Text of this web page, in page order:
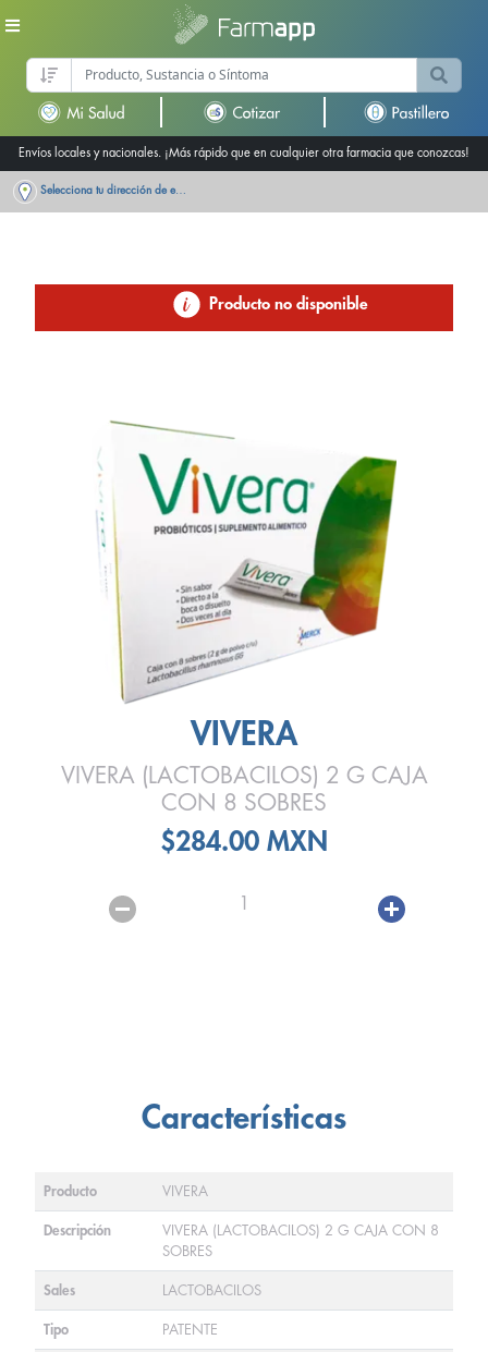
Envíos locales y nacionales. ¡Más rápido que en cualquier otra farmacia que conozcas!
Selecciona tu dirección de entrega
Producto no disponible
VIVERA
VIVERA (LACTOBACILOS) 2 G CAJA
CON 8 SOBRES
$284.00 MXN
1
Características
Producto VIVERA
Descripción
VIVERA (LACTOBACILOS) 2 G CAJA CON 8
SOBRES
Sales LACTOBACILOS
Tipo PATENTE